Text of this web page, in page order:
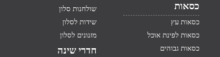
כסאות
כסאות עץ
כסאות לפינת אוכל
כסאות גבוהים
שולחנות סלון
שידות לסלון
מזנונים לסלון
חדרי שינה